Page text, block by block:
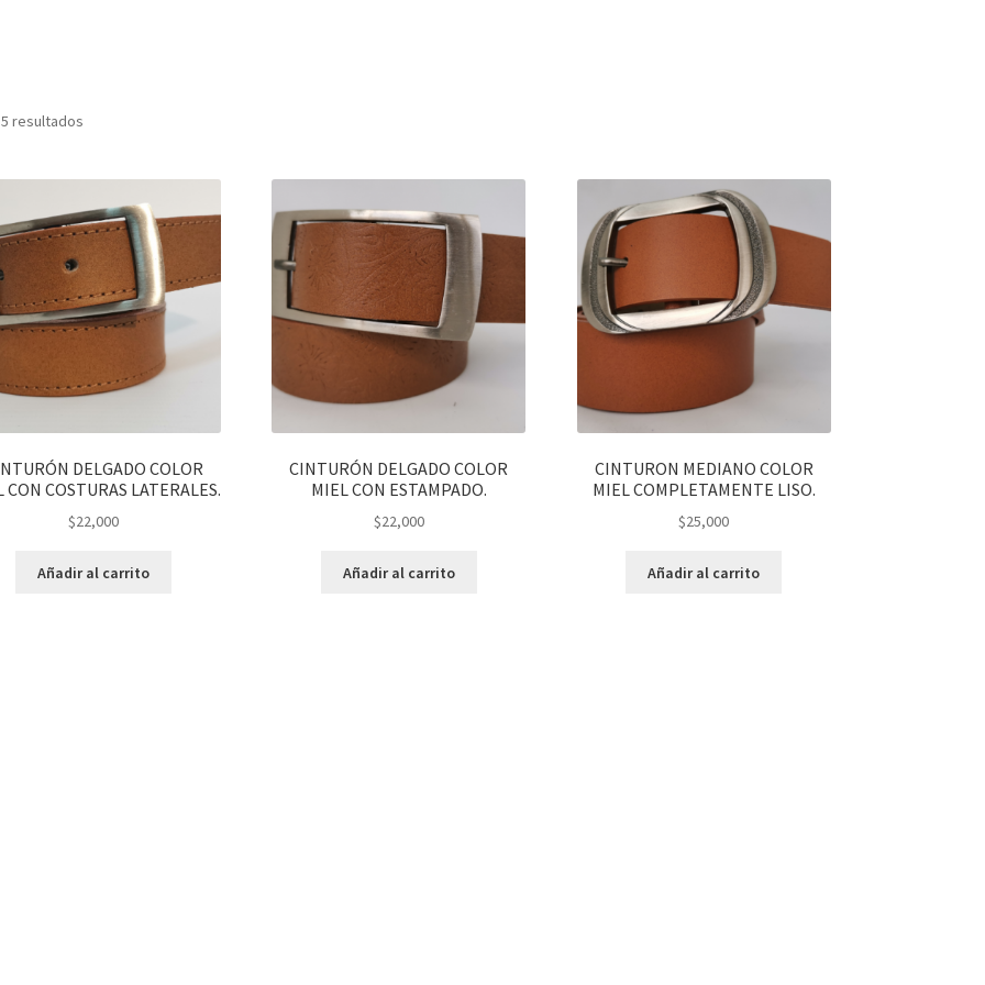
resultados
DELGADO COLOR
CON COSTURAS LATERALES.
$22,000
Añadir al carrito
CINTURÓN DELGADO COLOR
MIEL CON ESTAMPADO.
$22,000
Añadir al carrito
CINTURON MEDIANO COLOR
MIEL COMPLETAMENTE LISO.
$25,000
Añadir al carrito